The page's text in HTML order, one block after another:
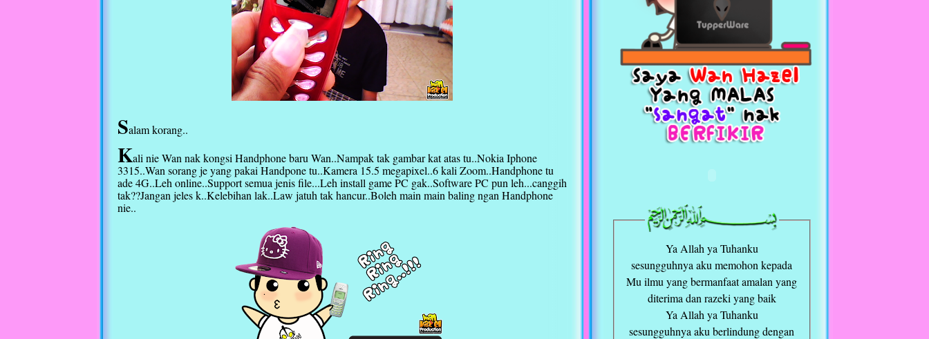
Salam korang..
Kali nie Wan nak kongsi Handphone baru Wan..Nampak tak gambar kat atas tu..Nokia Iphone
3315..Wan sorang je yang pakai Handpone tu..Kamera 15.5 megapixel..6 kali Zoom..Handphone tu
ade 4G..Leh online..Support semua jenis file...Leh install game PC gak..Software PC pun leh...canggih
tak??Jangan jeles k..Kelebihan lak..Law jatuh tak hancur..Boleh main main baling ngan Handphone
nie..
Ya Allah ya Tuhanku
sesungguhnya aku memohon kepada
Mu ilmu yang bermanfaat amalan yang
diterima dan razeki yang baik
Ya Allah ya Tuhanku
sesungguhnya aku berlindung dengan